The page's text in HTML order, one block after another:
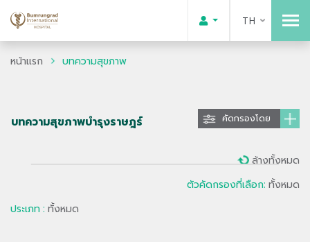
TH
หน้าแรก บทความสุขภาพ
บทความสุขภาพบำรุงราษฎร์ คัดกรองโดย
ตัวคัดกรองที่เลือก: ทั้งหมด
ประเภท : ทั้งหมด
ล้างทั้งหมด